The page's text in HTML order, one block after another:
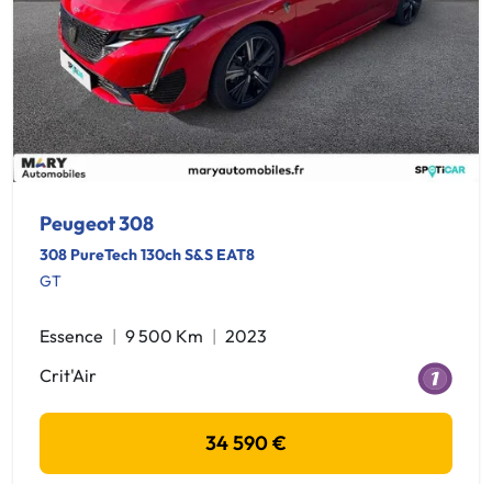
Peugeot 308
308 PureTech 130ch S&S EAT8
GT
Essence 9 500 Km
2023
Crit'Air
34 590 €